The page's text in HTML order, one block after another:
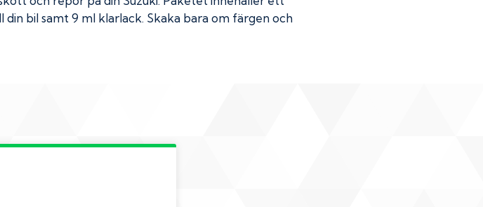
bil samt 9 ml klarlack. Skaka bara om färgen och